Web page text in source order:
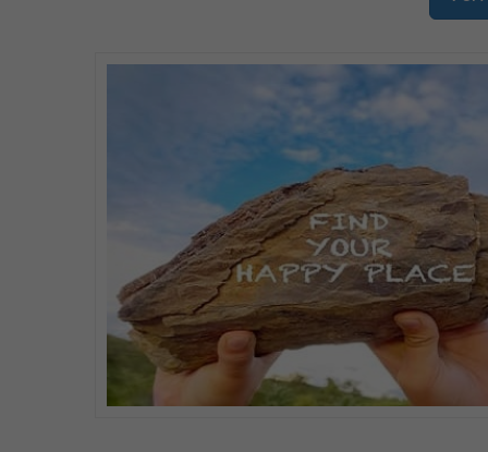
- Realizar el seguimiento necesario de las tareas
-Apoyo a distintas áreas de la empresa como
- Experiencia de al menos 2
- Formación básica valorable en Ingeniería, y
Conocimientos de Norma ISO 9001:2015, ISO
Si cumples estos requisitos y eres una persona
en el puesto descrito o similar, esta puede ser tu